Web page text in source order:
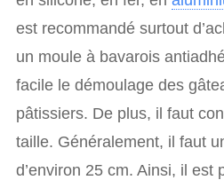
est recommandé surtout
un moule à bavarois
facile le démoulage des
pâtissiers. De plus, il faut
taille. Généralement, il faut
d’environ 25 cm. Ainsi, il est